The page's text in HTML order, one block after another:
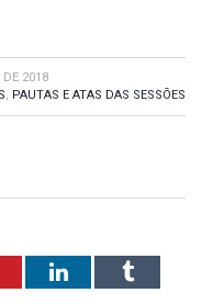
DE 2018
, PAUTAS E ATAS DAS SESSÕES
LinkedInTumblr